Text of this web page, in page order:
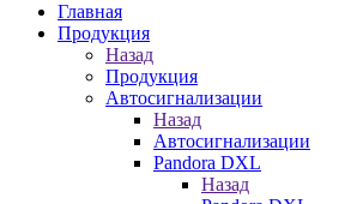
Главная
Продукция
Назад
Продукция
Автосигнализации
Назад
Автосигнализации
Pandora DXL
Назад